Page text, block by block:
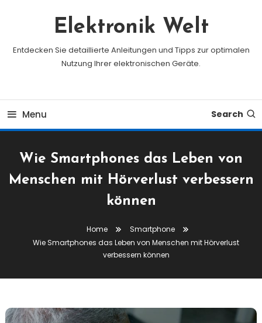
Elektronik Welt
Entdecken Sie detaillierte Anleitungen und Tipps zur optimalen
Nutzung Ihrer elektronischen Geräte.
Menu Search
Wie Smartphones das Leben von
Menschen mit Hörverlust verbessern
können
Home
Smartphone
Wie Smartphones das Leben von Menschen mit Hörverlust
verbessern können